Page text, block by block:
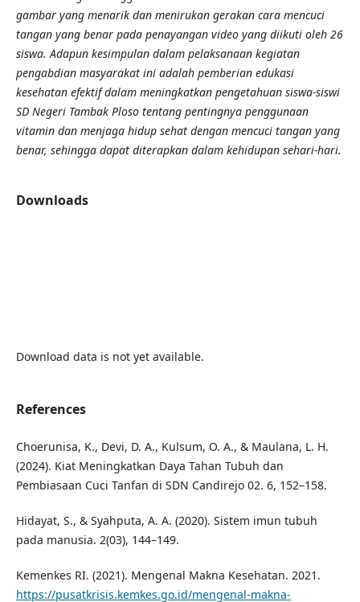
gambar yang menarik dan menirukan gerakan cara mencuci
tangan yang benar pada penayangan video yang diikuti oleh 26
siswa. Adapun kesimpulan dalam pelaksanaan kegiatan
pengabdian masyarakat ini adalah pemberian edukasi
kesehatan efektif dalam meningkatkan pengetahuan siswa-siswi
SD Negeri Tambak Ploso tentang pentingnya penggunaan
vitamin dan menjaga hidup sehat dengan mencuci tangan yang
benar, sehingga dapat diterapkan dalam kehidupan sehari-hari.
Downloads
Download data is not yet available.
References
Choerunisa, K., Devi, D. A., Kulsum, O. A., & Maulana, L. H.
(2024). Kiat Meningkatkan Daya Tahan Tubuh dan
Pembiasaan Cuci Tanfan di SDN Candirejo 02. 6, 152–158.
Hidayat, S., & Syahputa, A. A. (2020). Sistem imun tubuh
pada manusia. 2(03), 144–149.
Kemenkes RI. (2021). Mengenal Makna Kesehatan. 2021.
https://pusatkrisis.kemkes.go.id/mengenal-makna-